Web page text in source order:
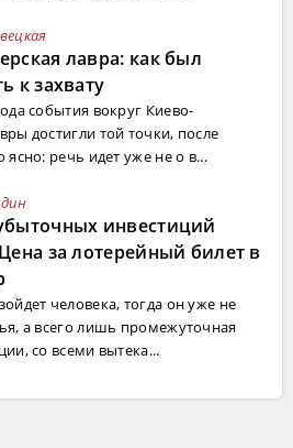
лавра: как был
к захвату
события вокруг Киево-
достигли той точки, после
ясно: речь идет уже не о в...
инвестиций
за лотерейный билет в
человека, тогда он уже не
а всего лишь промежуточная
со всеми вытека...